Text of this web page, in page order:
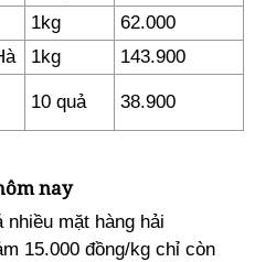
1kg
62.000
1kg 143.900
10 quả 38.900
nay
nhiều mặt hàng hải
15.000 đồng/kg chỉ còn